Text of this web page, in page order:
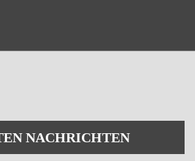
NACHRICHTEN